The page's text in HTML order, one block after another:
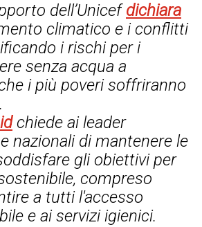
dell’Unicefdichiara
climatico e i conflitti
i rischi per i
senza acqua a
i più poveri soffriranno
chiede ai leader
nazionali di mantenere le
gli obiettivi per
compreso
a tutti l'accesso
e ai servizi igienici.